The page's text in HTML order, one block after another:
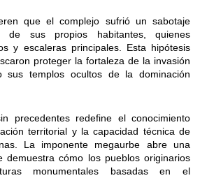
que el complejo sufrió un sabotaje
de sus propios habitantes, quienes
y escaleras principales. Esta hipótesis
proteger la fortaleza de la invasión
sus templos ocultos de la dominación
precedentes redefine el conocimiento
territorial y la capacidad técnica de
La imponente megaurbe abre una
demuestra cómo los pueblos originarios
monumentales basadas en el